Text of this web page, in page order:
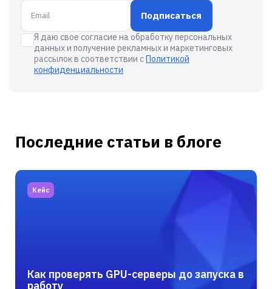
Подписаться
Я даю свое согласие на обработку персональных
данных и получение рекламных и маркетинговых
рассылок в соответствии сПолитикой
конфиденциальности
Последние статьи в блоге
Кейс
Как проверять GPU-серверы до запуска в
работу